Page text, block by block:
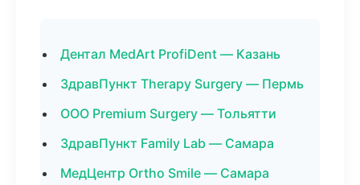
Дентал MedArt ProfiDent — Казань
ЗдравПункт Therapy Surgery — Пермь
ООО Premium Surgery — Тольятти
ЗдравПункт Family Lab — Самара
МедЦентр Ortho Smile — Самара